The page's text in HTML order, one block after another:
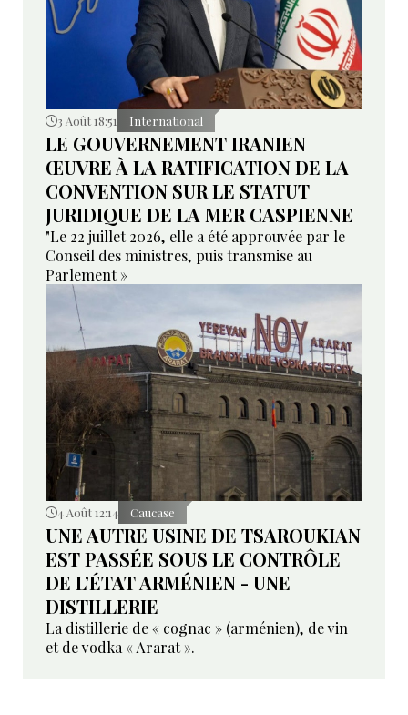
3 Août 18:51 International
LE GOUVERNEMENT IRANIEN
ŒUVRE À LA RATIFICATION DE LA
CONVENTION SUR LE STATUT
JURIDIQUE DE LA MER CASPIENNE
"Le 22 juillet 2026, elle a été approuvée par le
Conseil des ministres, puis transmise au
Parlement »
4 Août 12:14 Caucase
UNE AUTRE USINE DE TSAROUKIAN
EST PASSÉE SOUS LE CONTRÔLE
DE L’ÉTAT ARMÉNIEN - UNE
DISTILLERIE
La distillerie de « cognac » (arménien), de vin
et de vodka « Ararat ».